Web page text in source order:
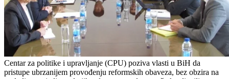
Centar za politike i upravljanje (CPU) poziva vlasti u BiH da
pristupe ubrzanijem provođenju reformskih obaveza, bez obzira na